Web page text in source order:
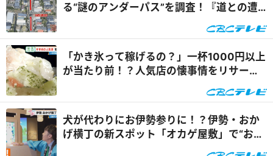
る“謎のアンダーパス”を調査！『道との遭
「かき氷って稼げるの？」一杯1000円以上
が当たり前！？人気店の懐事情をリサーチ
犬が代わりにお伊勢参りに！？伊勢・おか
げ横丁の新スポット「オカゲ屋敷」で“おか